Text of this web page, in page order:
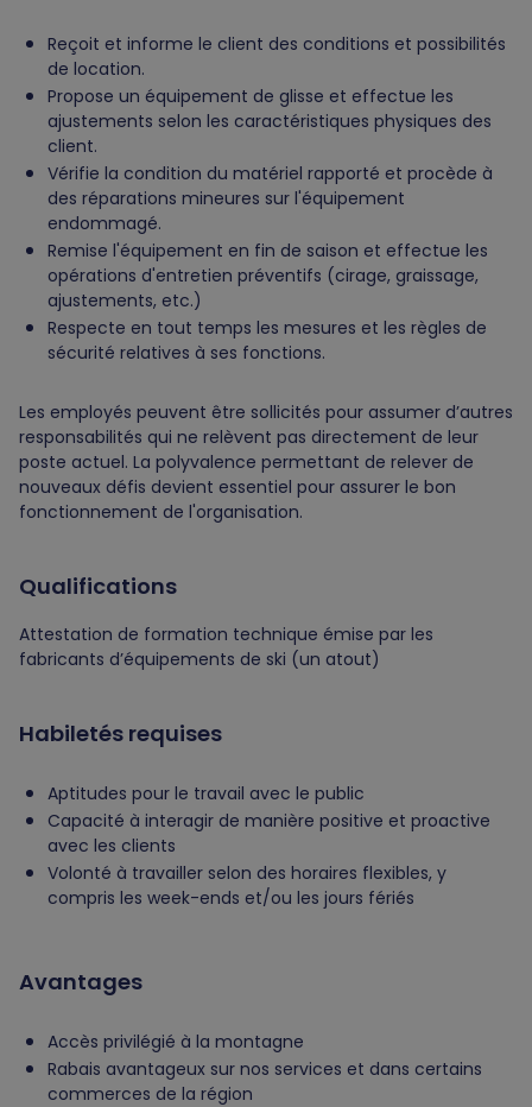
Reçoit et informe le client des conditions et possibilités
de location.
Propose un équipement de glisse et effectue les
ajustements selon les caractéristiques physiques des
client.
Vérifie la condition du matériel rapporté et procède à
des réparations mineures sur l'équipement
endommagé.
Remise l'équipement en fin de saison et effectue les
opérations d'entretien préventifs (cirage, graissage,
ajustements, etc.)
Respecte en tout temps les mesures et les règles de
sécurité relatives à ses fonctions.
Les employés peuvent être sollicités pour assumer d’autres
responsabilités qui ne relèvent pas directement de leur
poste actuel. La polyvalence permettant de relever de
nouveaux défis devient essentiel pour assurer le bon
fonctionnement de l'organisation.
Qualifications
Attestation de formation technique émise par les
fabricants d’équipements de ski (un atout)
Habiletés requises
Aptitudes pour le travail avec le public
Capacité à interagir de manière positive et proactive
avec les clients
Volonté à travailler selon des horaires flexibles, y
compris les week-ends et/ou les jours fériés
Avantages
Accès privilégié à la montagne
Rabais avantageux sur nos services et dans certains
commerces de la région